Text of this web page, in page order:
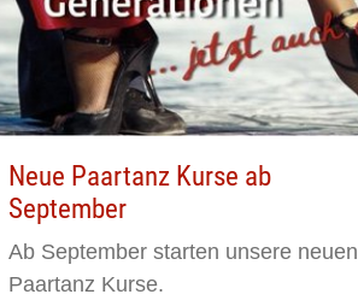
Neue Paartanz Kurse ab
September
Ab September starten unsere neuen
Paartanz Kurse.